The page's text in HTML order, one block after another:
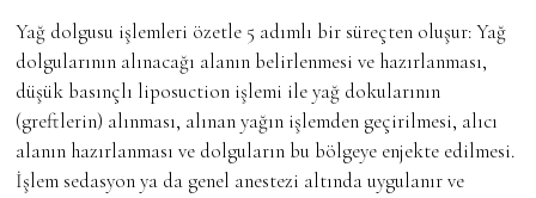
Yağ dolgusu işlemleri özetle 5 adımlı bir süreçten oluşur: Yağ
dolgularının alınacağı alanın belirlenmesi ve hazırlanması,
düşük basınçlı liposuction işlemi ile yağ dokularının
(greftlerin) alınması, alınan yağın işlemden geçirilmesi, alıcı
alanın hazırlanması ve dolguların bu bölgeye enjekte edilmesi.
İşlem sedasyon ya da genel anestezi altında uygulanır ve